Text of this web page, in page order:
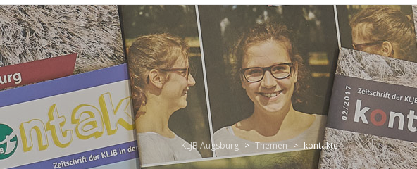
KLJB Augsburg > Themen > kontakte